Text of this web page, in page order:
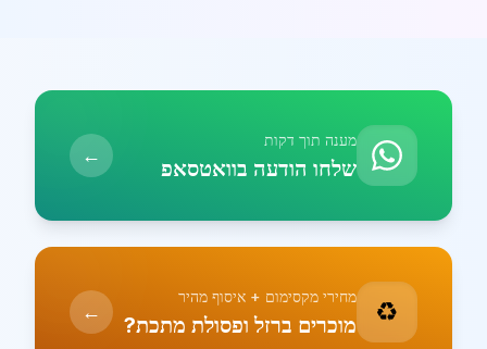
מענה תוך דקות
שלחו הודעה בוואטסאפ ←
♻️ מחירי מקסימום + איסוף מהיר
מוכרים ברזל ופסולת מתכת? ←